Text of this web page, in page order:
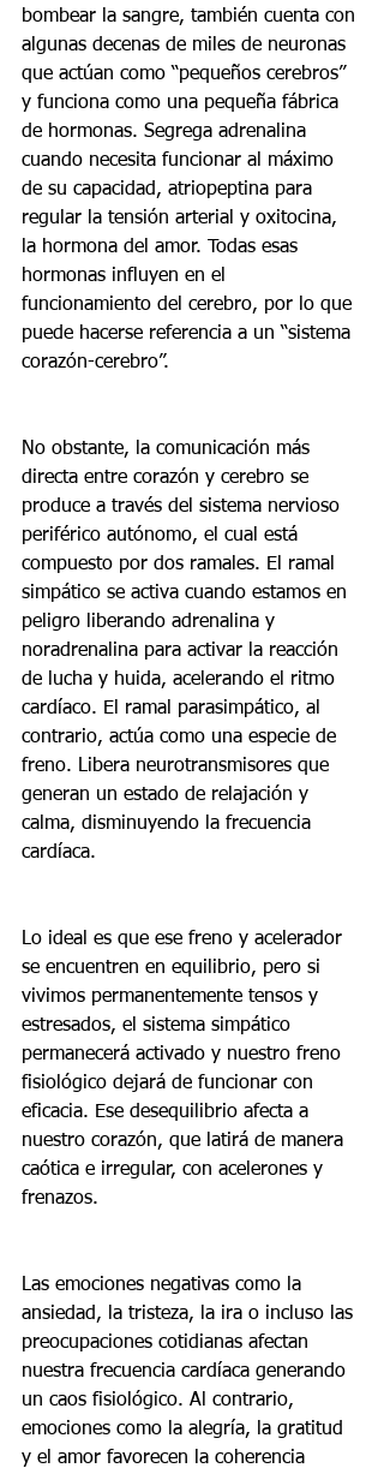
bombear la sangre, también cuenta con
algunas decenas de miles de neuronas
que actúan como “pequeños cerebros”
y funciona como una pequeña fábrica
de hormonas. Segrega adrenalina
cuando necesita funcionar al máximo
de su capacidad, atriopeptina para
regular la tensión arterial y oxitocina,
la hormona del amor. Todas esas
hormonas influyen en el
funcionamiento del cerebro, por lo que
puede hacerse referencia a un “sistema
corazón-cerebro”.
No obstante, la comunicación más
directa entre corazón y cerebro se
produce a través del sistema nervioso
periférico autónomo, el cual está
compuesto por dos ramales. El ramal
simpático se activa cuando estamos en
peligro liberando adrenalina y
noradrenalina para activar la reacción
de lucha y huida, acelerando el ritmo
cardíaco. El ramal parasimpático, al
contrario, actúa como una especie de
freno. Libera neurotransmisores que
generan un estado de relajación y
calma, disminuyendo la frecuencia
cardíaca.
Lo ideal es que ese freno y acelerador
se encuentren en equilibrio, pero si
vivimos permanentemente tensos y
estresados, el sistema simpático
permanecerá activado y nuestro freno
fisiológico dejará de funcionar con
eficacia. Ese desequilibrio afecta a
nuestro corazón, que latirá de manera
caótica e irregular, con acelerones y
frenazos.
Las emociones negativas como la
ansiedad, la tristeza, la ira o incluso las
preocupaciones cotidianas afectan
nuestra frecuencia cardíaca generando
un caos fisiológico. Al contrario,
emociones como la alegría, la gratitud
y el amor favorecen la coherencia